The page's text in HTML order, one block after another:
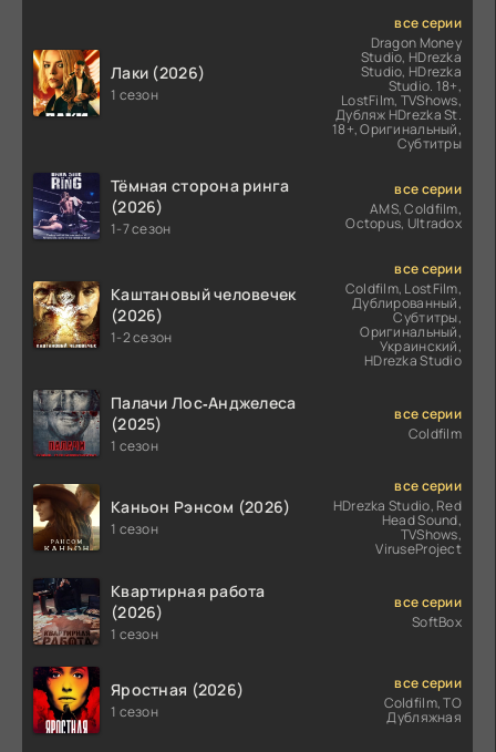
Лаки (2026)
1 сезон
все серии
Dragon Money
Studio, HDrezka
Studio, HDrezka
Studio. 18+,
LostFilm, TVShows,
Дубляж HDrezka St.
18+, Оригинальный,
Субтитры
Тёмная сторона ринга
(2026)
1-7 сезон
все серии
AMS, Coldfilm,
Octopus, Ultradox
Каштановый человечек
(2026)
1-2 сезон
все серии
Coldfilm, LostFilm,
Дублированный,
Субтитры,
Оригинальный,
Украинский,
HDrezka Studio
Палачи Лос‑Анджелеса
(2025)
1 сезон
все серии
Coldfilm
Каньон Рэнсом (2026)
1 сезон
все серии
HDrezka Studio, Red
Head Sound,
TVShows,
ViruseProject
Квартирная работа
(2026)
1 сезон
все серии
SoftBox
Яростная (2026)
1 сезон
все серии
Coldfilm, ТО
Дубляжная